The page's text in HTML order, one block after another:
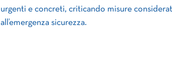
urgenti e concreti, criticando misure
all’emergenza sicurezza.